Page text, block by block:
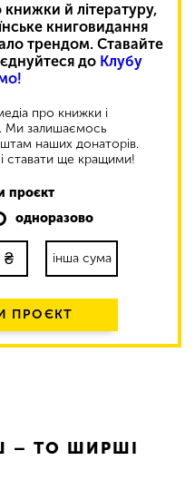
й літературу,
книговидання
трендом. Ставайте
до Клубу
про книжки і
Ми залишаємось
наших донаторів.
ставати ще кращими!
проєкт
одноразово
₴ інша сума
ПРОЄКТ
– ТО ШИРШІ